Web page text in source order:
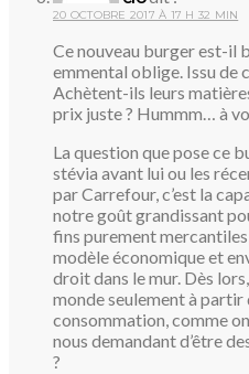
20 OCTOBRE 2017 À 17 H 32 MIN
Ce nouveau burger est-il
emmental oblige. Issu de
Achètent-ils leurs
prix juste ? Hummm… à
La question que pose ce
stévia avant lui ou les
par Carrefour, c’est la
notre goût grandissant
fins purement
modèle économique et
droit dans le mur. Dès
monde seulement à partir
consommation, comme
nous demandant d’être
?